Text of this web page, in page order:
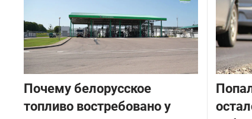
Почему белорусское
топливо востребовано у